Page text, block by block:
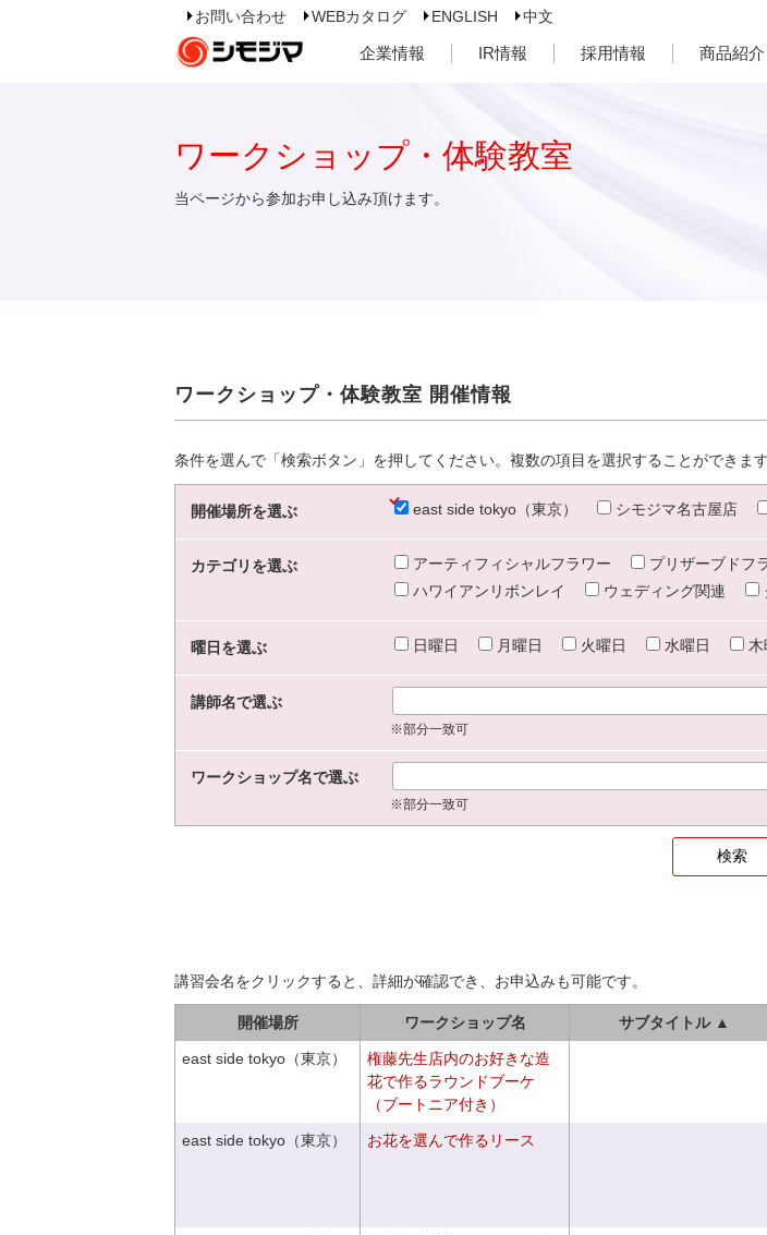
お問い合わせ WEBカタログ ENGLISH 中文
企業情報 IR情報 採用情報 商品紹介
ワークショップ・体験教室
当ページから参加お申し込み頂けます。
ワークショップ・体験教室 開催情報
条件を選んで「検索ボタン」を押してください。複数の項目を選択することができます
開催場所を選ぶ east side tokyo（東京） シモジマ名古屋店
カテゴリを選ぶ アーティフィシャルフラワー プリザーブドフ
ハワイアンリボンレイ
ウェディング関連
曜日を選ぶ 日曜日 月曜日 火曜日 水曜日 木
講師名で選ぶ
※部分一致可
ワークショップ名で選ぶ
※部分一致可
講習会名をクリックすると、詳細が確認でき、お申込みも可能です。
開催場所 ワークショップ名 サブタイトル ▲
east side tokyo（東京）
権藤先生店内のお好きな造
花で作るラウンドブーケ
（ブートニア付き）
east side tokyo（東京） お花を選んで作るリース